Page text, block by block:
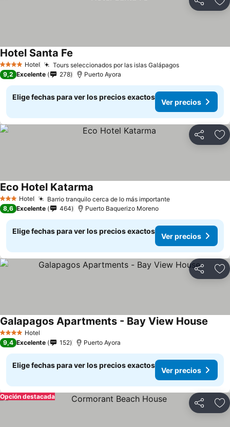
Compartir
4 EstrellasHotel Tours seleccionados por las islas GalápagosVer precios
Hotel Santa Fe
9,2 Excelente 278 Puerto Ayora
Elige fechas para ver los precios exactos
Ver precios
Compartir
3 Estrellas
Hotel Barrio tranquilo cerca de lo más importanteVer precios
Eco Hotel Katarma
8,6 Excelente 464 Puerto Baquerizo Moreno
Elige fechas para ver los precios exactos
Ver precios
Compartir
4 EstrellasHotel
Galapagos Apartments - Bay View House
9,4 Excelente 152 Puerto Ayora
Elige fechas para ver los precios exactos
Ver precios
Compartir
Opción destacada